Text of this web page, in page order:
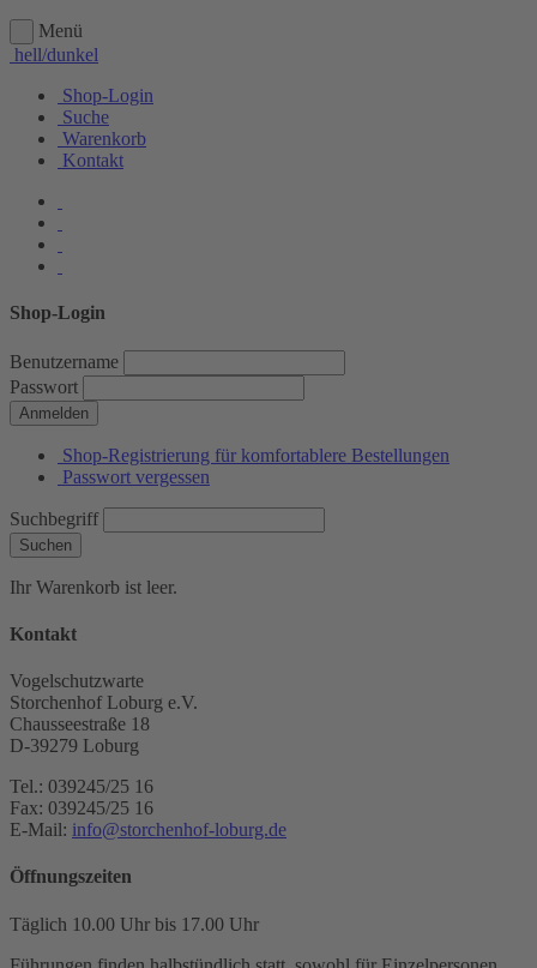
Menü
hell/dunkel
Shop-Login
Suche
Warenkorb
Kontakt
Shop-Login
Benutzername
Passwort
Anmelden
Shop-Registrierung für komfortablere Bestellungen
Passwort vergessen
Suchbegriff
Suchen
Ihr Warenkorb ist leer.
Kontakt
Vogelschutzwarte
Storchenhof Loburg e.V.
Chausseestraße 18
D-39279 Loburg
Tel.: 039245/25 16
Fax: 039245/25 16
E-Mail: info@storchenhof-loburg.de
Öffnungszeiten
Täglich 10.00 Uhr bis 17.00 Uhr